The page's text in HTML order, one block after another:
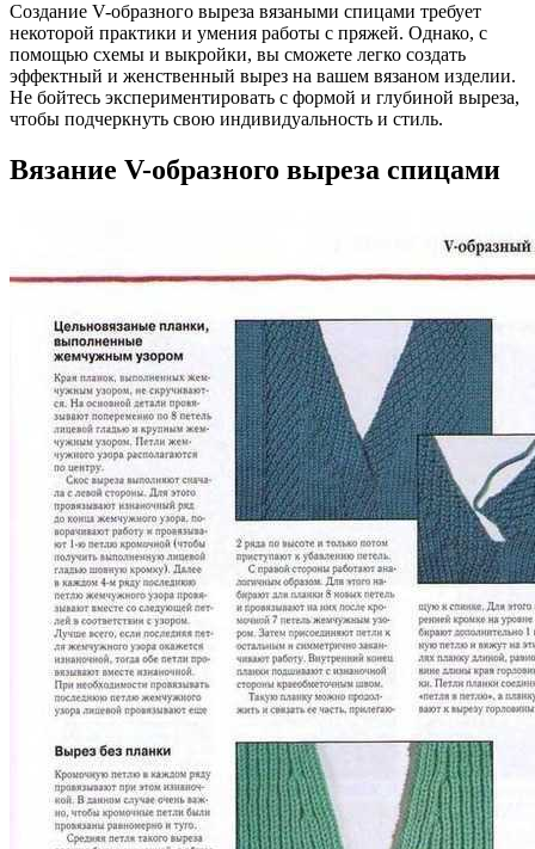
Создание V-образного выреза вязаными спицами требует
некоторой практики и умения работы с пряжей. Однако, с
помощью схемы и выкройки, вы сможете легко создать
эффектный и женственный вырез на вашем вязаном изделии.
Не бойтесь экспериментировать с формой и глубиной выреза,
чтобы подчеркнуть свою индивидуальность и стиль.
Вязание V-образного выреза спицами